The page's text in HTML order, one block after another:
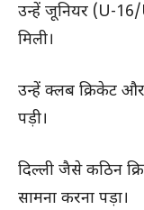
उन्हें जूनियर (U-16/
मिली।
उन्हें क्लब क्रिकेट
पड़ी।
दिल्ली जैसे कठिन
सामना करना पड़ा।